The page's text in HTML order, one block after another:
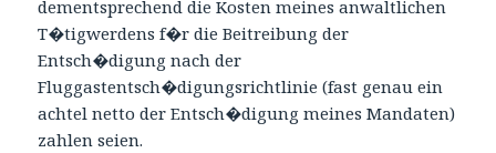
dementsprechend die Kosten meines anwaltlichen
T�tigwerdens f�r die Beitreibung der
Entsch�digung nach der
Fluggastentsch�digungsrichtlinie (fast genau ein
achtel netto der Entsch�digung meines Mandaten)
zahlen seien.